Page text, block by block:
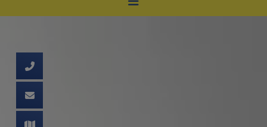
schließen